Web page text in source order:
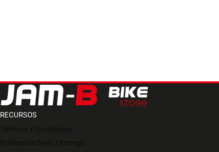
RECURSOS
Términos Y Condiciones
Políticas De Envío Y Entrega